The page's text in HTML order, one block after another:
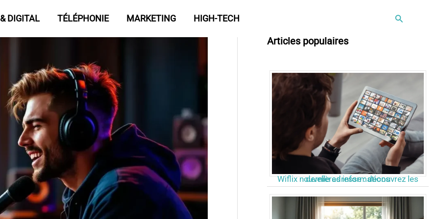
DIGITAL TÉLÉPHONIE MARKETING HIGH-TECH Rechercher
Articles populaires
Wiflix nouvelle adresse : découvrez les dernières informations